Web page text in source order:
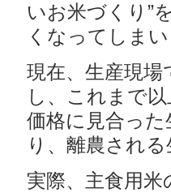
いお米づくり”
くなってしま
現在、生産現
し、これまで
価格に見合っ
り、離農され
実際、主食用